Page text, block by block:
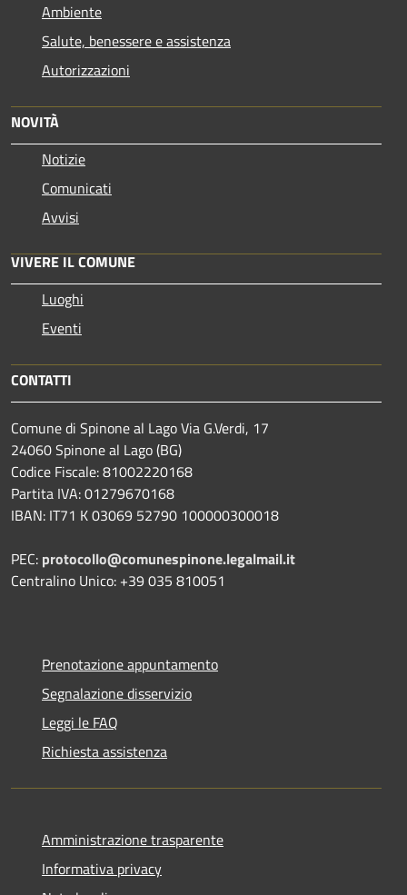
Ambiente
Salute, benessere e assistenza
Autorizzazioni
NOVITÀ
Notizie
Comunicati
Avvisi
VIVERE IL COMUNE
Luoghi
Eventi
CONTATTI
Comune di Spinone al Lago Via G.Verdi, 17
24060 Spinone al Lago (BG)
Codice Fiscale: 81002220168
Partita IVA: 01279670168
IBAN: IT71 K 03069 52790 100000300018
PEC: protocollo@comunespinone.legalmail.it
Centralino Unico: +39 035 810051
Prenotazione appuntamento
Segnalazione disservizio
Leggi le FAQ
Richiesta assistenza
Amministrazione trasparente
Informativa privacy